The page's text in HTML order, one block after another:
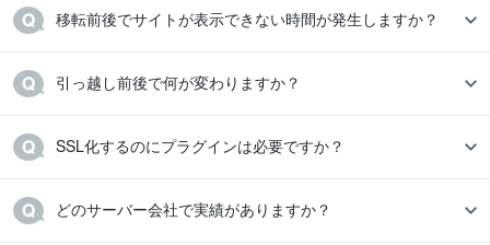
引っ越し前後で何が変わりますか？
SSL化するのにプラグインは必要ですか？
どのサーバー会社で実績がありますか？